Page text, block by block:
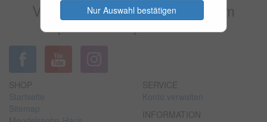
Nur Auswahl bestätigen
Versuchen Sie es bitte zu einem
späteren Zeitpunkt wieder.
SHOP
Startseite
Sitemap
SERVICE
Konto verwalten
INFORMATION